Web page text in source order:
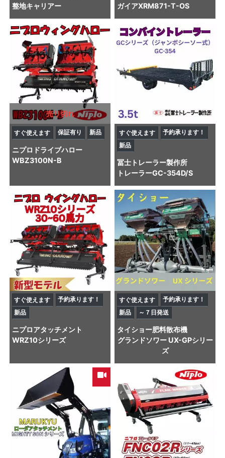
整地キャリアー
ガイアXRM871-T-OS
売り切れ
すぐ使えます 保証有り 新品
ニプロ ドライブハロー
WBZ3100N-B
すぐ使えます
予約承ります！
新品
冨士トレーラー製作所
トレーラーGC-354D/S
すぐ使えます
予約承ります！
新品
ニプロアタッチメント
WRZ10シリーズ
すぐ使えます
予約承ります！
新品
～７日発送
タイショー肥料散布機
グランドソワー UX-GPシリー
ズ